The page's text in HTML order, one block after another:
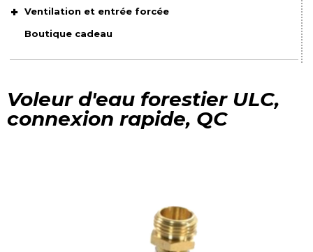
Ventilation et entrée forcée
Boutique cadeau
Voleur d'eau forestier ULC,
connexion rapide, QC